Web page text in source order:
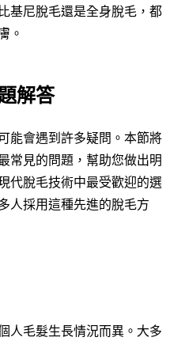
基尼脫毛還是全身脫毛，都
。
解答
能會遇到許多疑問。本節將
常見的問題，幫助您做出明
代脫毛技術中最受歡迎的選
人採用這種先進的脫毛方
人毛髮生長情況而異。大多